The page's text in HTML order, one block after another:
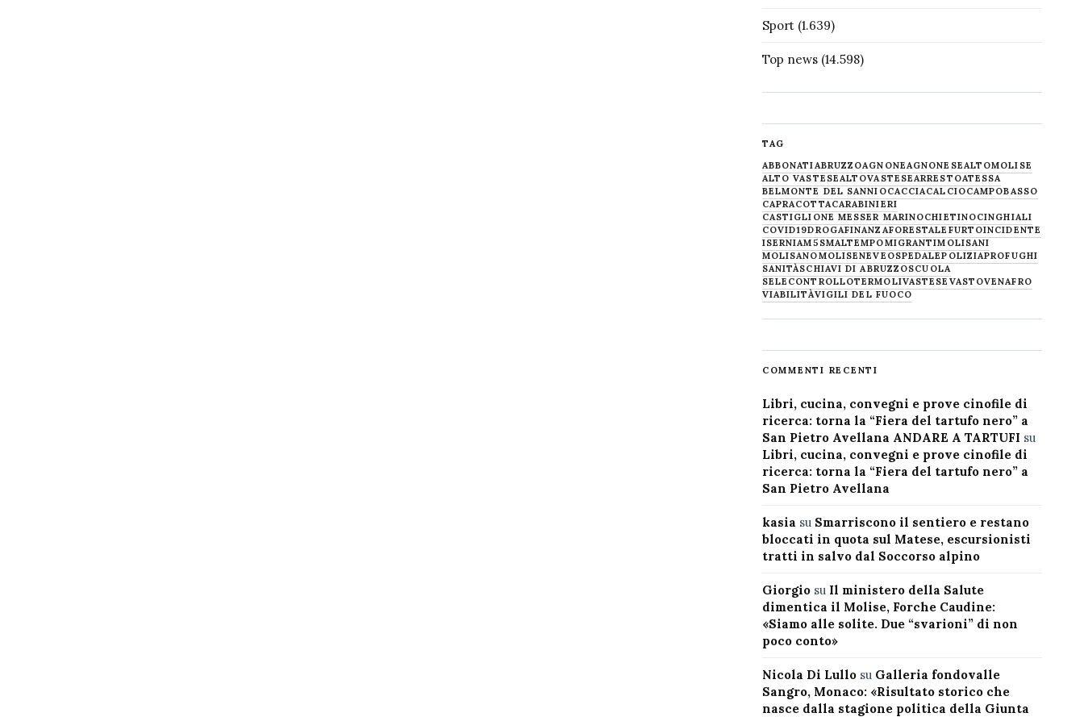
Sport(1.639)
Top news(14.598)
TAG
ABBONATIABRUZZOAGNONEAGNONESEALTOMOLISE
ALTO VASTESEALTOVASTESEARRESTOATESSA
BELMONTE DEL SANNIOCACCIACALCIOCAMPOBASSO
CAPRACOTTACARABINIERI
CASTIGLIONE MESSER MARINOCHIETINOCINGHIALI
COVID19DROGAFINANZAFORESTALE FURTOINCIDENTE
ISERNIAM5SMALTEMPOMIGRANTIMOLISANI
MOLISANOMOLISENEVE OSPEDALEPOLIZIAPROFUGHI
SANITÀSCHIAVI DI ABRUZZOSCUOLA
SELECONTROLLOTERMOLIVASTESE VASTOVENAFRO
VIABILITÀVIGILI DEL FUOCO
COMMENTI RECENTI
Libri, cucina, convegni e prove cinofile di
ricerca: torna la “Fiera del tartufo nero” a
San Pietro Avellana ANDARE A TARTUFI su
Libri, cucina, convegni e prove cinofile di
ricerca: torna la “Fiera del tartufo nero” a
San Pietro Avellana
kasia su Smarriscono il sentiero e restano
bloccati in quota sul Matese, escursionisti
tratti in salvo dal Soccorso alpino
Giorgiosu Il ministero della Salute
dimentica il Molise, Forche Caudine:
«Siamo alle solite. Due “svarioni” di non
poco conto»
Nicola Di Lullosu Galleria fondovalle
Sangro, Monaco: «Risultato storico che
nasce dalla stagione politica della Giunta